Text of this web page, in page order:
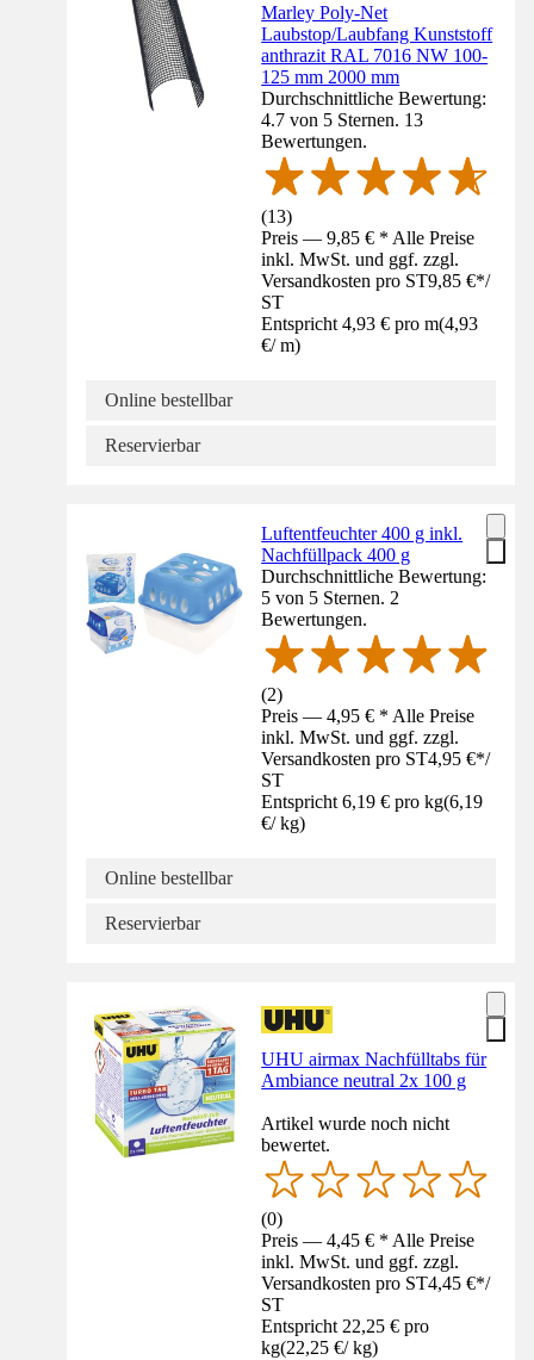
Marley Poly-Net
Laubstop/Laubfang Kunststoff
anthrazit RAL 7016 NW 100-
125 mm 2000 mm
Durchschnittliche Bewertung:
4.7 von 5 Sternen. 13
Bewertungen.
(13)
Preis — 9,85 € * Alle Preise
inkl. MwSt. und ggf. zzgl.
Versandkosten pro ST9,85 €*/
ST
Entspricht 4,93 € pro m(4,93
€/ m)
Online bestellbar
Reservierbar
Luftentfeuchter 400 g inkl.
Nachfüllpack 400 g
Durchschnittliche Bewertung:
5 von 5 Sternen. 2
Bewertungen.
(2)
Preis — 4,95 € * Alle Preise
inkl. MwSt. und ggf. zzgl.
Versandkosten pro ST4,95 €*/
ST
Entspricht 6,19 € pro kg(6,19
€/ kg)
Online bestellbar
Reservierbar
UHU airmax Nachfülltabs für
Ambiance neutral 2x 100 g
Artikel wurde noch nicht
bewertet.
(0)
Preis — 4,45 € * Alle Preise
inkl. MwSt. und ggf. zzgl.
Versandkosten pro ST4,45 €*/
ST
Entspricht 22,25 € pro
kg(22,25 €/ kg)